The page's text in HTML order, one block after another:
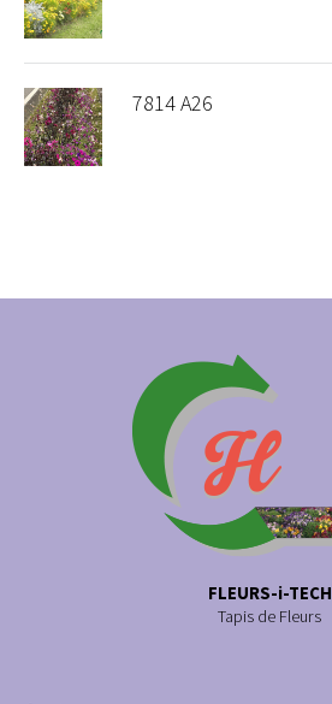
7814 A26
FLEURS-i-TECH
Tapis de Fleurs